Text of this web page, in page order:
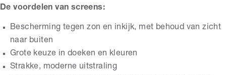
De voordelen van screens:
Bescherming tegen zon en inkijk, met behoud van zicht
naar buiten
Grote keuze in doeken en kleuren
Strakke, moderne uitstraling